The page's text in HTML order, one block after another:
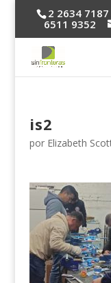
2 2634
6511 9352
is2
por Elizabeth